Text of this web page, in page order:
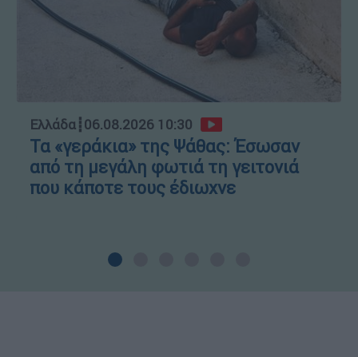
Ελλάδα┋06.08.2026 10:30
Τα «γεράκια» της Ψάθας: Έσωσαν
από τη μεγάλη φωτιά τη γειτονιά
που κάποτε τους έδιωχνε